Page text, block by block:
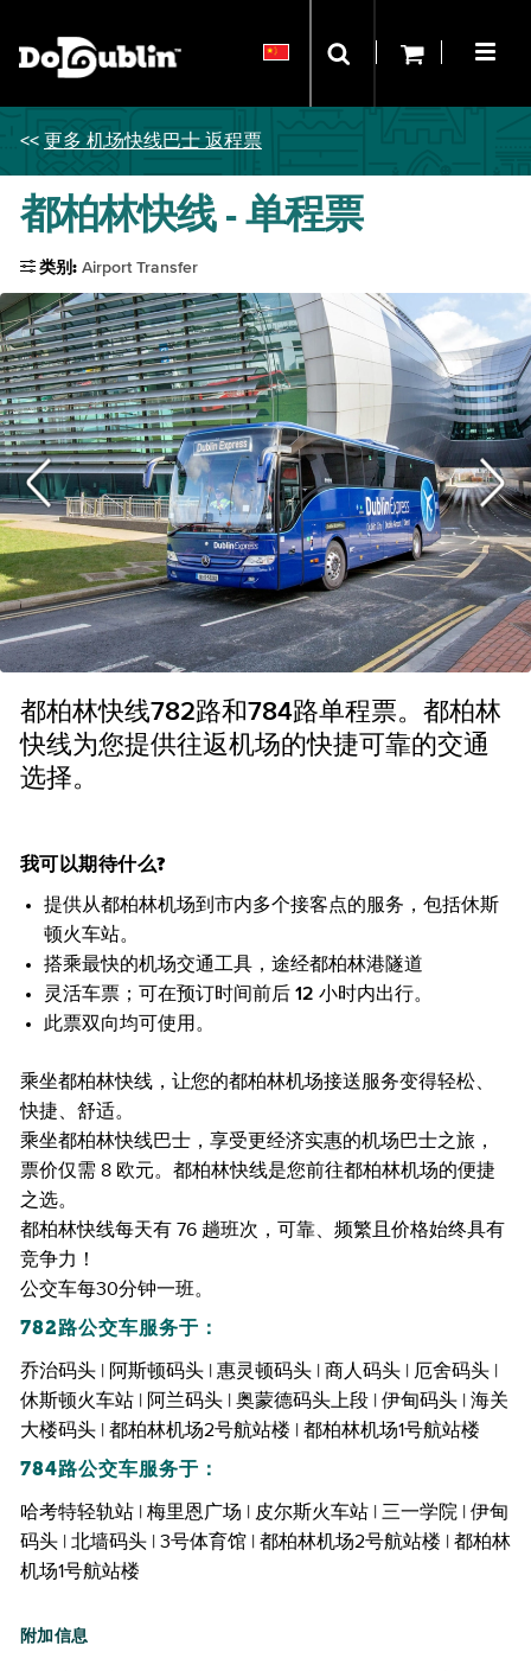
<< 更多 机场快线巴士 返程票
都柏林快线 - 单程票
类别: Airport Transfer
都柏林快线782路和784路单程票。都柏林
快线为您提供往返机场的快捷可靠的交通
选择。
我可以期待什么?
提供从都柏林机场到市内多个接客点的服务，包括休斯
顿火车站。
搭乘最快的机场交通工具，途经都柏林港隧道
灵活车票；可在预订时间前后 12 小时内出行。
此票双向均可使用。
乘坐都柏林快线，让您的都柏林机场接送服务变得轻松、
快捷、舒适。
乘坐都柏林快线巴士，享受更经济实惠的机场巴士之旅，
票价仅需 8 欧元。都柏林快线是您前往都柏林机场的便捷
之选。
都柏林快线每天有 76 趟班次，可靠、频繁且价格始终具有
竞争力！
公交车每30分钟一班。
782路公交车服务于：
乔治码头 | 阿斯顿码头 | 惠灵顿码头 | 商人码头 | 厄舍码头 |
休斯顿火车站 | 阿兰码头 | 奥蒙德码头上段 | 伊甸码头 | 海关
大楼码头 | 都柏林机场2号航站楼 | 都柏林机场1号航站楼
784路公交车服务于：
哈考特轻轨站 | 梅里恩广场 | 皮尔斯火车站 | 三一学院 | 伊甸
码头 | 北墙码头 | 3号体育馆 | 都柏林机场2号航站楼 | 都柏林
机场1号航站楼
附加信息